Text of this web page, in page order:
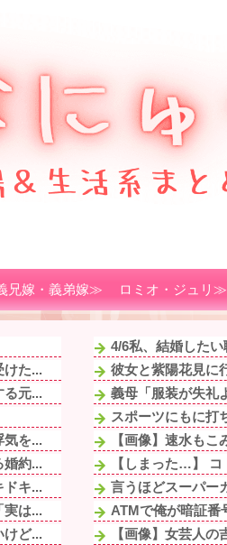
兄嫁・義弟嫁≫ ロミオ・ジュリ≫
けた...
る元...
気を...
婚約...
キ...
実は...
けど...
4/6私、結婚した
彼女と紫陽花見に
義母「服装が失礼
スポーツにもに打
【画像】速水も
【しまった…】
言うほどスーパー
ATMで俺が暗証番
【画像】女芸人